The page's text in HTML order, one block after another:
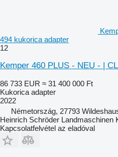
494 kukorica adapter
12
Kemper 460 PLUS - NEU - |
86 733 EUR ≈ 31 400 000 Ft
Kukorica adapter
2022
Németország, 27793
Heinrich Schröder Landmaschinen
Kapcsolatfelvétel az eladóval